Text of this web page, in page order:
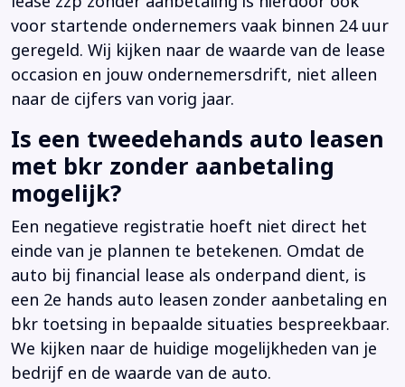
voor startende ondernemers vaak binnen 24 uur
geregeld. Wij kijken naar de waarde van de lease
occasion en jouw ondernemersdrift, niet alleen
naar de cijfers van vorig jaar.
Is een tweedehands auto leasen
met bkr zonder aanbetaling
mogelijk?
Een negatieve registratie hoeft niet direct het
einde van je plannen te betekenen. Omdat de
auto bij financial lease als onderpand dient, is
een 2e hands auto leasen zonder aanbetaling en
bkr toetsing in bepaalde situaties bespreekbaar.
We kijken naar de huidige mogelijkheden van je
bedrijf en de waarde van de auto.